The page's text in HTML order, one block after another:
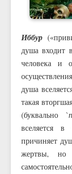
Иббур
душа входит
человека и
душа
такая
(буквально `
вселяется в
причиняет
жертвы, но